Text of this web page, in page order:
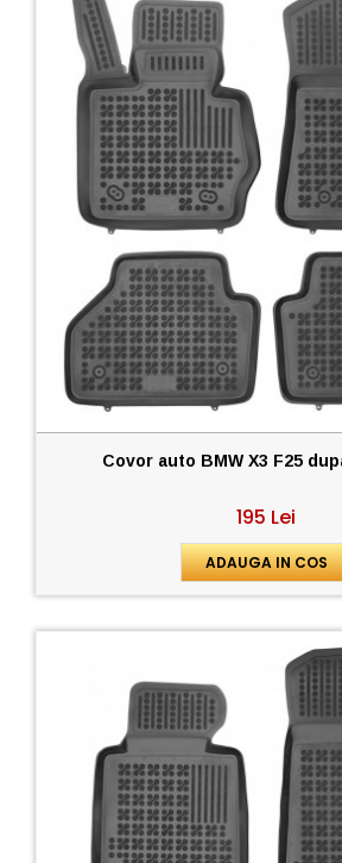
Covor auto BMW X3 F25
195 Lei
ADAUGA IN COS